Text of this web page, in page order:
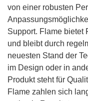
von einer robusten
Support. Flame bietet
und bleibt durch
neuesten Stand der
im Design oder in
Produkt steht für
Flame zahlen sich